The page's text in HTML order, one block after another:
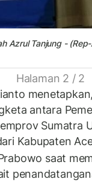
Azrul Tanjung -
Halaman 2 / 2
antara
Sumatra
Kabupaten
saat